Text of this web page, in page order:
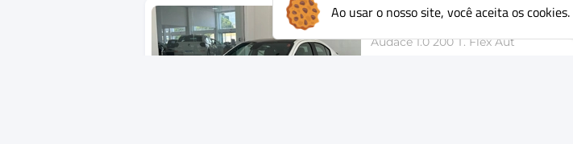
FiatFastback
Audace 1.0 200 T. Flex Aut
Ao usar o nosso site, você aceita os cookies.